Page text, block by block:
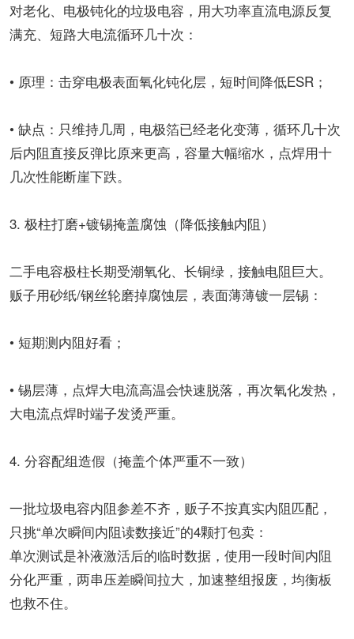
对老化、电极钝化的垃圾电容，用大功率直流电源反复
满充、短路大电流循环几十次：
• 原理：击穿电极表面氧化钝化层，短时间降低ESR；
• 缺点：只维持几周，电极箔已经老化变薄，循环几十次
后内阻直接反弹比原来更高，容量大幅缩水，点焊用十
几次性能断崖下跌。
3. 极柱打磨+镀锡掩盖腐蚀（降低接触内阻）
二手电容极柱长期受潮氧化、长铜绿，接触电阻巨大。
贩子用砂纸/钢丝轮磨掉腐蚀层，表面薄薄镀一层锡：
• 短期测内阻好看；
• 锡层薄，点焊大电流高温会快速脱落，再次氧化发热，
大电流点焊时端子发烫严重。
4. 分容配组造假（掩盖个体严重不一致）
一批垃圾电容内阻参差不齐，贩子不按真实内阻匹配，
只挑“单次瞬间内阻读数接近”的4颗打包卖：
单次测试是补液激活后的临时数据，使用一段时间内阻
分化严重，两串压差瞬间拉大，加速整组报废，均衡板
也救不住。